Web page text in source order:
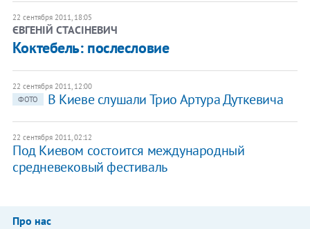
22 сентября 2011, 18:05
ЄВГЕНІЙ СТАСІНЕВИЧ
Коктебель: послесловие
22 сентября 2011, 12:00
ФОТО
В Киеве слушали Трио Артура Дуткевича
22 сентября 2011, 02:12
​Под Киевом состоится международный
средневековый фестиваль
Про нас